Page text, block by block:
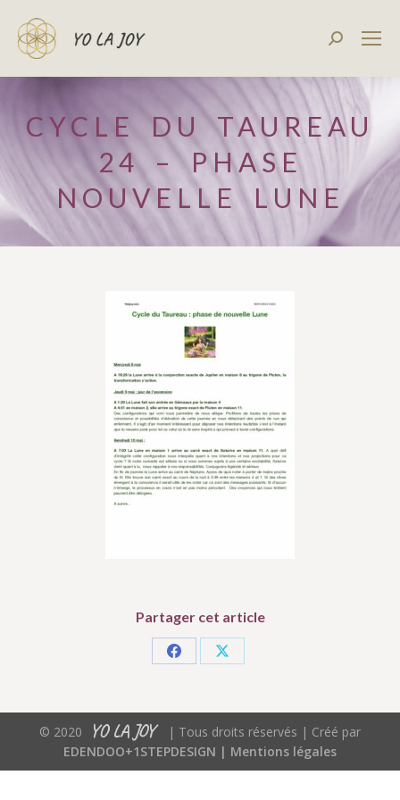
CYCLE DU TAUREAU
24 – PHASE
NOUVELLE LUNE
Partager cet article
Partager
Facebook
Partager
X
© 2020
YO LA JOY
| Tous droits réservés | Créé par
EDENDOO+1STEPDESIGN | Mentions légales